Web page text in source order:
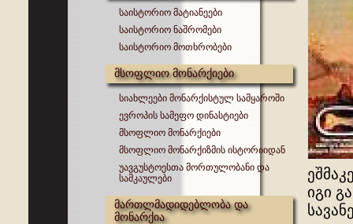
საისტორიო მატიანეები
საისტორიო ნაშრომები
საისტორიო მოთხრობები
მსოფლიო მონარქიები
სიახლეები მონარქისტულ სამყაროში
ევროპის სამეფო დინასტიები
მსოფლიო მონარქიები
მსოფლიო მონარქიზმის ისტორიიდან
უავგუსტოესთა მორთულობანი და
სამკაულები
მართლმადიდებლობა და
მონარქია
იგი